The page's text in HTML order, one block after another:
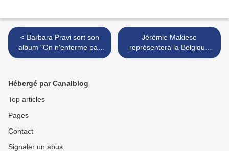
< Barbara Pravi sort son
album "On n'enferme pas
les oiseaux"
Jérémie Makiese
représentera la Belgique
lors de l'Eurovision 2022 >
Hébergé par Canalblog
Top articles
Pages
Contact
Signaler un abus